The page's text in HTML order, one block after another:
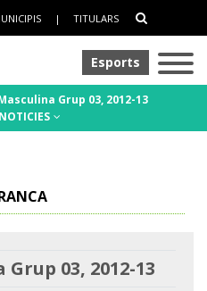
| TITULARS
Esports
Grup 03, 2012-13
03, 2012-13